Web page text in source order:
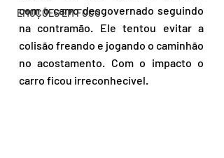
EMOÇÕES EM FOCO
com o carro desgovernado seguindo
na contramão. Ele tentou evitar a
colisão freando e jogando o caminhão
no acostamento. Com o impacto o
carro ficou irreconhecível.